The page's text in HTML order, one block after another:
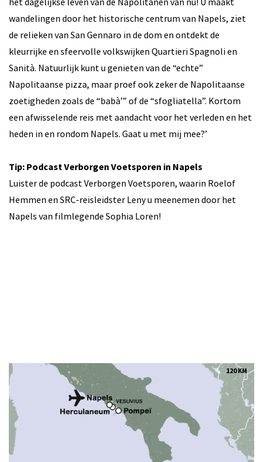
wandelingen door het historische centrum van Napels, ziet
de relieken van San Gennaro in de dom en ontdekt de
kleurrijke en sfeervolle volkswijken Quartieri Spagnoli en
Sanità. Natuurlijk kunt u genieten van de “echte”
Napolitaanse pizza, maar proef ook zeker de Napolitaanse
zoetigheden zoals de “babà’” of de “sfogliatella”. Kortom
een afwisselende reis met aandacht voor het verleden en het
heden in en rondom Napels. Gaat u met mij mee?’
Tip: Podcast Verborgen Voetsporen in Napels
Luister de podcast Verborgen Voetsporen, waarin Roelof
Hemmen en SRC-reisleidster Leny u meenemen door het
Napels van filmlegende Sophia Loren!
120 KM